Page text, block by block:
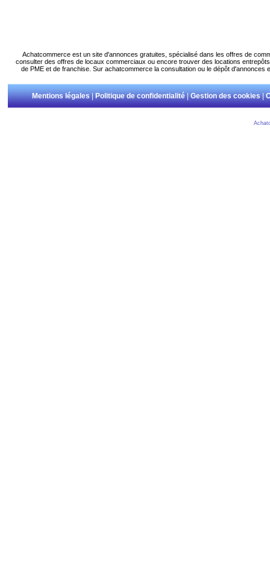
Achatcommerce est un site d'annonces gratuites, spécialisé dans les offres de
consulter des offres de locaux commerciaux ou encore trouver des locations
de PME et de franchise. Sur achatcommerce la consultation ou le dépôt
Mentions légales|Politique de confidentialité|Gestion des cookies|